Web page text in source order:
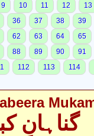
9 10 11 12
13
36 37 38
39
62 63 64
65
88 89 90
91
112 113
114
گناہانِ